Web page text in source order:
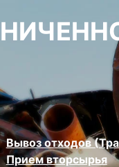
Вывоз отходов
Прием вторсырья